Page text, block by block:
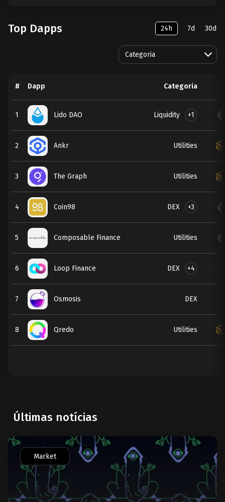
Top Dapps 24h 7d 30d
Categoria
# Dapp Categoria
1 Lido DAO Liquidity +1
2 Ankr Utilities
3 The Graph Utilities
4 Coin98 DEX +3
5 Composable Finance Utilities
6 Loop Finance DEX +4
7 Osmosis DEX
8 Qredo Utilities
Últimas notícias
Market